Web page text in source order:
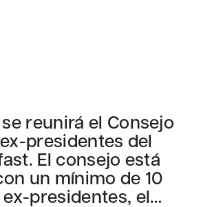
reunirá el Consejo
presidentes del
El consejo está
un mínimo de 10
presidentes, el…